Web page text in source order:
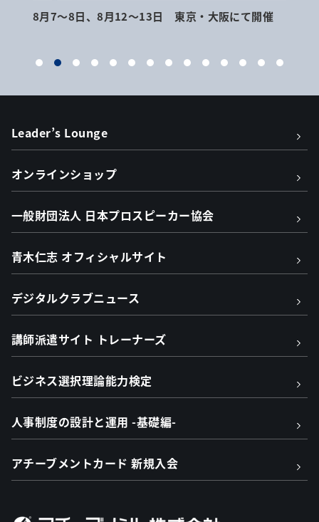
8月7～8日、8月12～13日 東京・大阪にて開催
Leader’s Lounge
オンラインショップ
一般財団法人 日本プロスピーカー協会
青木仁志 オフィシャルサイト
デジタルクラブニュース
講師派遣サイト トレーナーズ
ビジネス選択理論能力検定
人事制度の設計と運用 -基礎編-
アチーブメントカード 新規入会